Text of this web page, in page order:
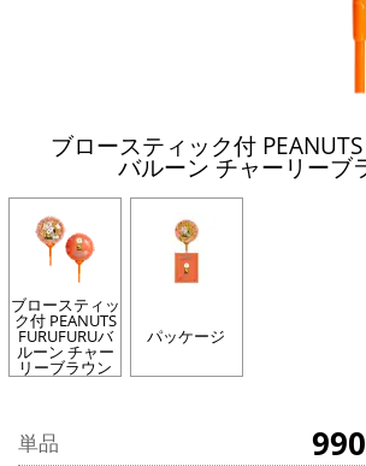
ブロースティック付
バルーン チャーリーブ
ブロースティッ
ク付 PEANUTS
FURUFURUバ
ルーン チャー
リーブラウン
パッケージ
単品